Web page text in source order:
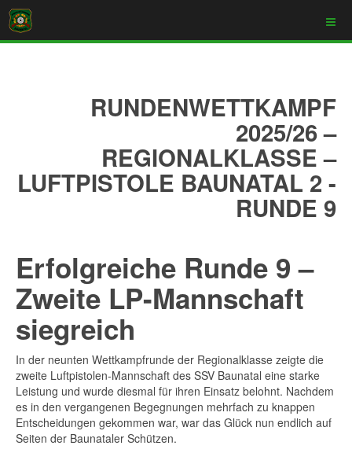
RUNDENWETTKAMPF
2025/26 –
REGIONALKLASSE –
LUFTPISTOLE BAUNATAL 2 -
RUNDE 9
Erfolgreiche Runde 9 –
Zweite LP-Mannschaft
siegreich
In der neunten Wettkampfrunde der Regionalklasse zeigte die
zweite Luftpistolen-Mannschaft des SSV Baunatal eine starke
Leistung und wurde diesmal für ihren Einsatz belohnt. Nachdem
es in den vergangenen Begegnungen mehrfach zu knappen
Entscheidungen gekommen war, war das Glück nun endlich auf
Seiten der Baunataler Schützen.